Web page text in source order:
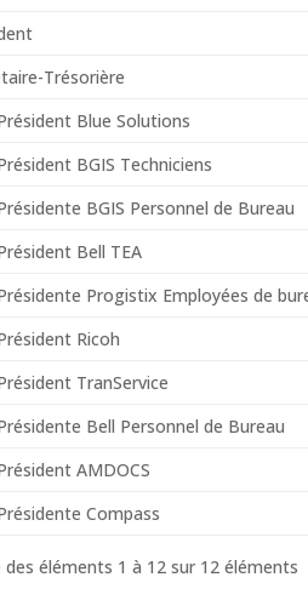
Trésorière
Blue Solutions
BGIS Techniciens
BGIS Personnel de Bureau
Bell TEA
Progistix Employées de
Ricoh
TranService
Bell Personnel de Bureau
AMDOCS
Compass
des éléments 1 à 12 sur 12 éléments